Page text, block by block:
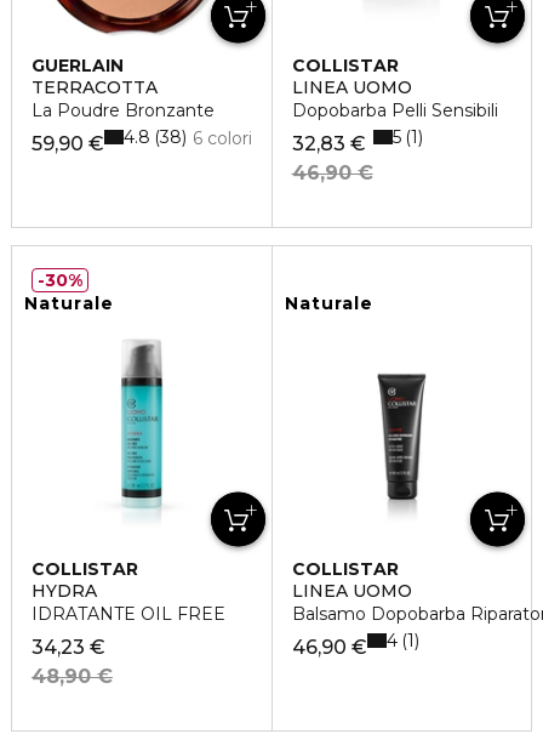
GUERLAIN
TERRACOTTA
La Poudre Bronzante
59,90 € 6 colori
4.8 38
COLLISTAR
LINEA UOMO
Dopobarba Pelli Sensibili
32,83 €
46,90 €
5 1
Naturale
COLLISTAR
HYDRA
IDRATANTE OIL FREE
34,23 €
48,90 €
30%
Naturale
COLLISTAR
LINEA UOMO
Balsamo Dopobarba
46,90 € 4 1